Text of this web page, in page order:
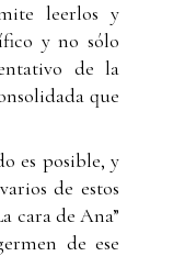
leerlos y
y no sólo
de la
que
es posible, y
de estos
cara de Ana”
de ese